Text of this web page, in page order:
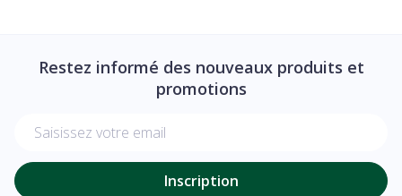
Restez informé des nouveaux produits et
promotions
Inscription